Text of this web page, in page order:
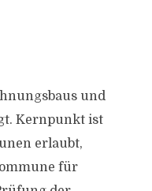
und
Kernpunkt ist
erlaubt,
für